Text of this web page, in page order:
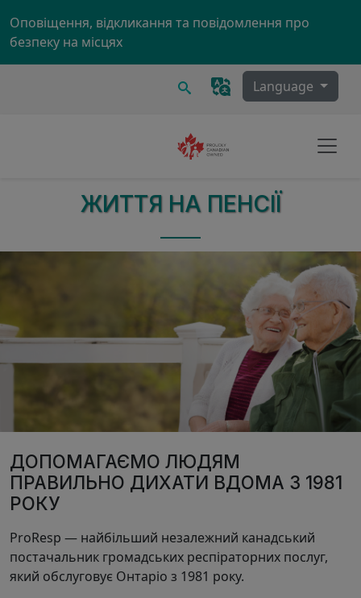
Оповіщення, відкликання та повідомлення про
безпеку на місцях
Пошук Language
ЖИТТЯ НА ПЕНСІЇ
ДОПОМАГАЄМО ЛЮДЯМ
ПРАВИЛЬНО ДИХАТИ ВДОМА З 1981
РОКУ
ProResp — найбільший незалежний канадський
постачальник громадських респіраторних послуг,
який обслуговує Онтаріо з 1981 року.